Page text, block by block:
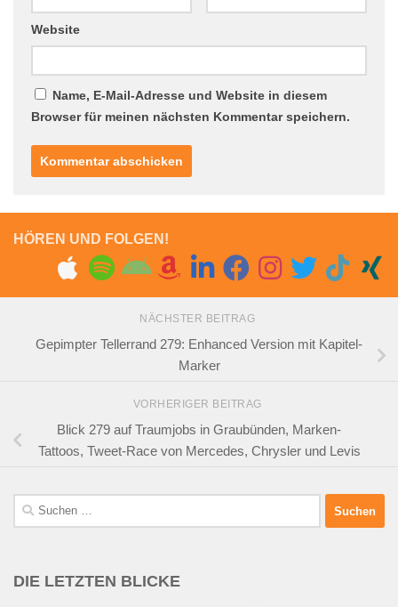
Website
Name, E-Mail-Adresse und Website in diesem
Browser für meinen nächsten Kommentar speichern.
HÖREN UND FOLGEN!
NÄCHSTER BEITRAG
Gepimpter Tellerrand 279: Enhanced Version mit Kapitel-
Marker
VORHERIGER BEITRAG
Blick 279 auf Traumjobs in Graubünden, Marken-
Tattoos, Tweet-Race von Mercedes, Chrysler und Levis
Suchen
nach:
DIE LETZTEN BLICKE